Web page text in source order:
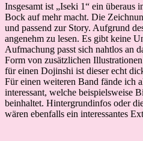
Insgesamt ist „Iseki 1“ ein überaus
Bock auf mehr macht. Die
und passend zur Story. Aufgrund
angenehm zu lesen. Es gibt keine
Aufmachung passt sich nahtlos an
Form von zusätzlichen
für einen Dojinshi ist dieser echt
Für einen weiteren Band fände ich
interessant, welche beispielsweise
beinhaltet. Hintergrundinfos oder
wären ebenfalls ein interessantes